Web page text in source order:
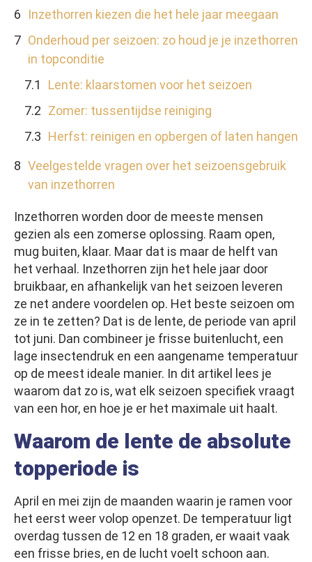
Inzethorren worden door de meeste mensen
gezien als een zomerse oplossing. Raam open,
mug buiten, klaar. Maar dat is maar de helft van
het verhaal. Inzethorren zijn het hele jaar door
bruikbaar, en afhankelijk van het seizoen leveren
ze net andere voordelen op. Het beste seizoen om
ze in te zetten? Dat is de lente, de periode van april
tot juni. Dan combineer je frisse buitenlucht, een
lage insectendruk en een aangename temperatuur
op de meest ideale manier. In dit artikel lees je
waarom dat zo is, wat elk seizoen specifiek vraagt
van een hor, en hoe je er het maximale uit haalt.
Waarom de lente de absolute
topperiode is
April en mei zijn de maanden waarin je ramen voor
het eerst weer volop openzet. De temperatuur ligt
overdag tussen de 12 en 18 graden, er waait vaak
een frisse bries, en de lucht voelt schoon aan.
Inzethorren kiezen die het hele jaar meegaan
Onderhoud per seizoen: zo houd je je inzethorren
in topconditie
Lente: klaarstomen voor het seizoen
Zomer: tussentijdse reiniging
Herfst: reinigen en opbergen of laten hangen
Veelgestelde vragen over het seizoensgebruik
van inzethorren